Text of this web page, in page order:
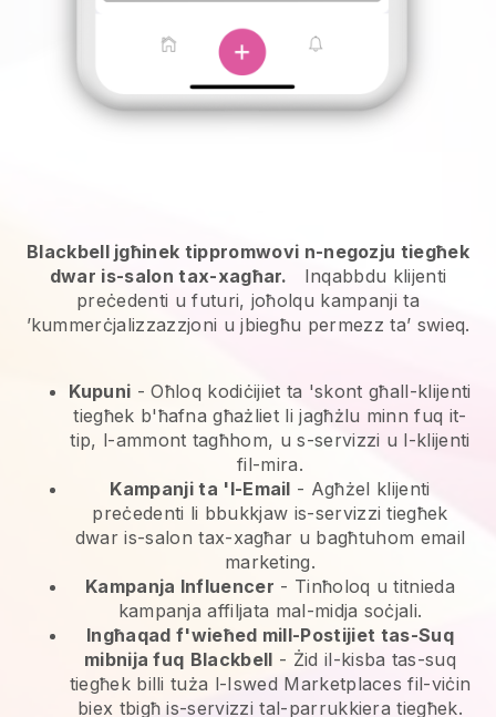
Blackbell jgħinek tippromwovi n-negozju tiegħek
dwar is-salon tax-xagħar.
Inqabbdu klijenti
preċedenti u futuri, joħolqu kampanji ta
’kummerċjalizzazzjoni u jbiegħu permezz ta’ swieq.
Kupuni - Oħloq kodiċijiet ta 'skont għall-klijenti
tiegħek b'ħafna għażliet li jagħżlu minn fuq it-
tip, l-ammont tagħhom, u s-servizzi u l-klijenti
fil-mira.
Kampanji ta 'l-Email - Agħżel klijenti
preċedenti li bbukkjaw is-servizzi tiegħek
dwar is-salon tax-xagħar u bagħtuhom email
marketing.
Kampanja Influencer - Tinħoloq u titnieda
kampanja affiljata mal-midja soċjali.
Ingħaqad f'wieħed mill-Postijiet tas-Suq
mibnija fuq Blackbell - Żid il-kisba tas-suq
tiegħek billi tuża l-Iswed Marketplaces fil-viċin
biex tbigħ is-servizzi tal-parrukkiera tiegħek.